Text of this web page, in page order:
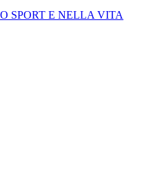
SPORT E NELLA VITA